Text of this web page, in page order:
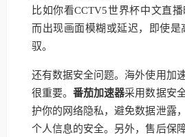
比如你看CCTV5世界杯中文直
而出现画面模糊或延迟，即使
驭。
还有数据安全问题。海外使用加
很重要。番茄加速器采用数据安
护你的网络隐私，避免数据泄露
个人信息的安全。另外，售后